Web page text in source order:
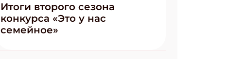
Итоги второго сезона
конкурса «Это у нас
семейное»